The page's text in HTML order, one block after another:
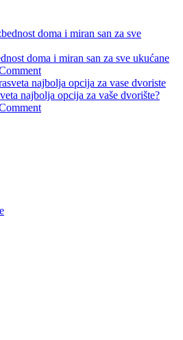
doma i miran san za sve ukućane
najbolja opcija za vaše dvorište?